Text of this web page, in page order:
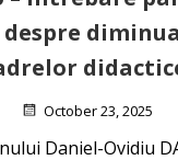
October 23, 2025
Daniel-Ovidiu